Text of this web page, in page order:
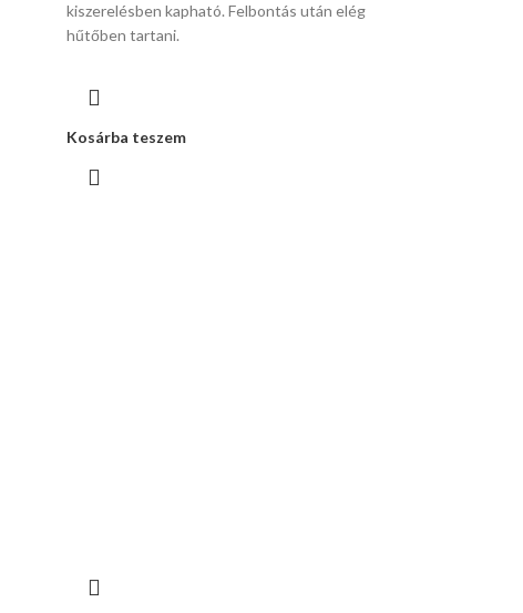
kiszerelésben kapható. Felbontás után elég
hűtőben tartani.
Kosárba teszem